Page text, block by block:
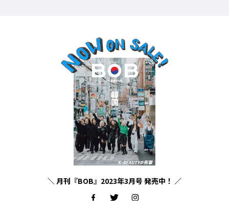
＼ 月刊『BOB』2023年3月号 発売中！ ／